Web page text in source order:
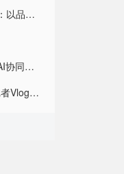
新风尚
体验？
秀怎么样?